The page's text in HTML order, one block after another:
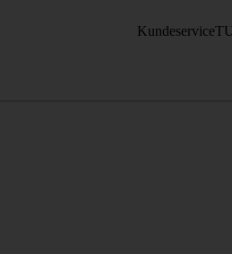
Kundeservice